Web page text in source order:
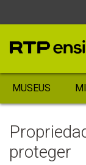
MUSEUS
proteger